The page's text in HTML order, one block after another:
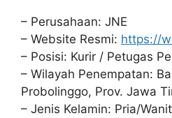
– Perusahaan: JNE
– Website Resmi: https://
– Posisi: Kurir / Petugas
– Wilayah Penempatan:
Probolinggo, Prov. Jawa
– Jenis Kelamin: Pria/